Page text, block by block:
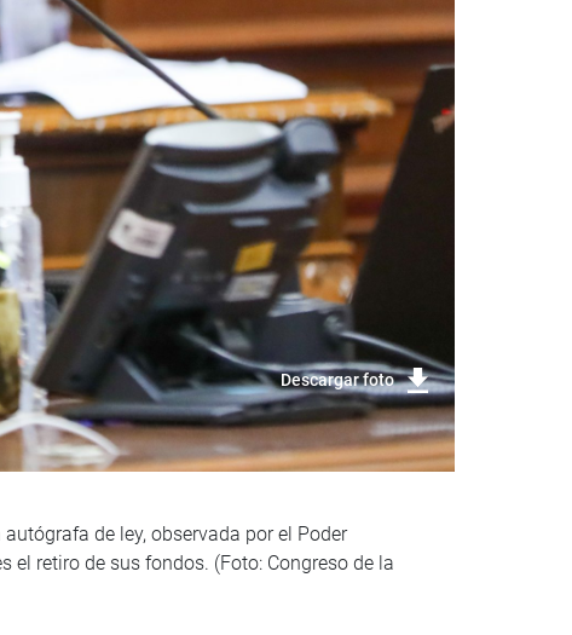
Descargar foto
de ley, observada por el Poder
retiro de sus fondos. (Foto: Congreso de la